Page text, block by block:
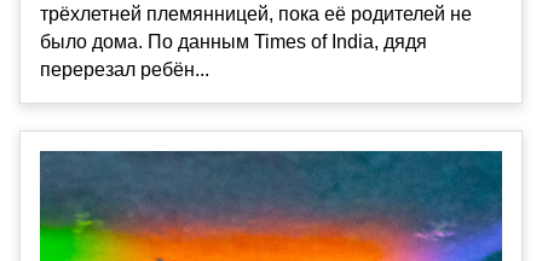
трёхлетней племянницей, пока её родителей не
было дома. По данным Times of India, дядя
перерезал ребён...